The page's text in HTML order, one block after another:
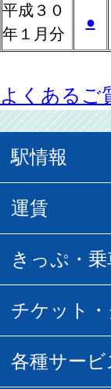
平成３０
年１月分
●
よくあるご
駅情報
駅情報
所要時間
空の散歩道
運賃
普通運賃
団体乗車
きっぷ・乗
乗車券の種類
チケット
駅窓口販売チケ
各種サービ